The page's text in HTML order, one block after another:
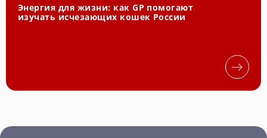
Энергия для жизни: как GP помогают
изучать исчезающих кошек России